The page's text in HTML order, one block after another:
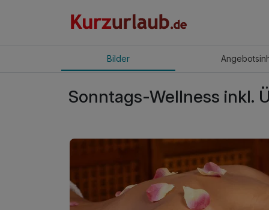
Bilder Angebot
Sonntags-Wellness inkl.